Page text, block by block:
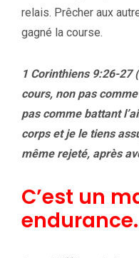
relais. Prêcher aux
gagné la course.
1 Corinthiens 9:26-27
cours, non pas
pas comme battant
corps et je le tiens
même rejeté, après
C’est un
endurance.